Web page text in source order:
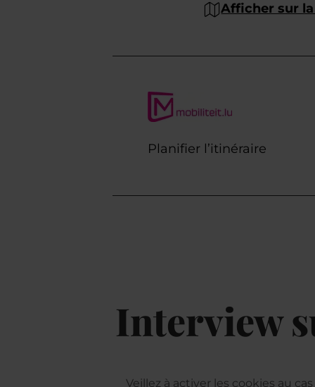
Afficher sur
Planifier l’itinéraire
Interview
Veillez à activer les cookies au